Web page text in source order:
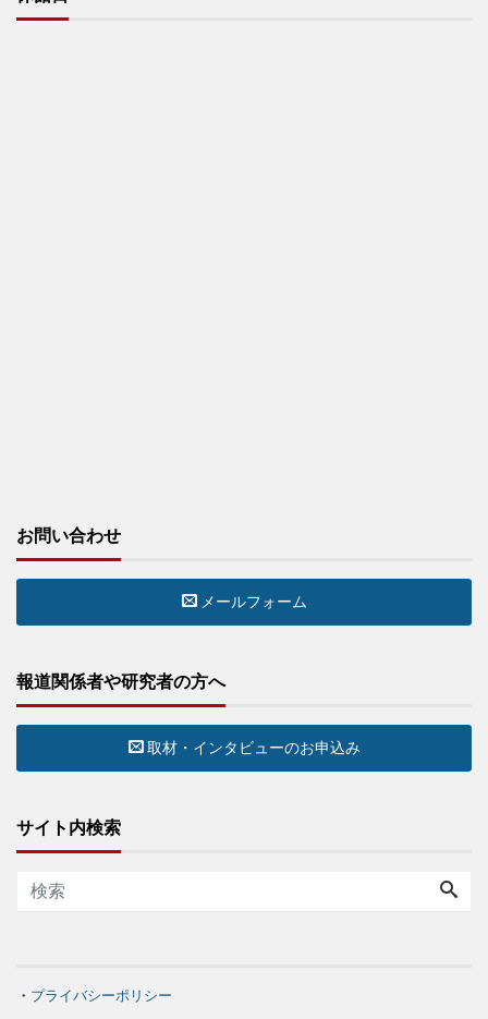
お問い合わせ
メールフォーム
報道関係者や研究者の方へ
取材・インタビューのお申込み
サイト内検索
・ プライバシーポリシー